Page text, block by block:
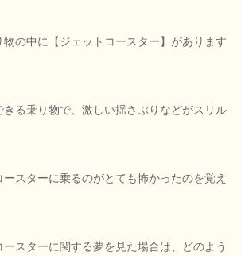
の中に【ジェットコースター】があります
る乗り物で、激しい揺さぶりなどがスリル
スターに乗るのがとても怖かったのを覚え
スターに関する夢を見た場合は、どのよう